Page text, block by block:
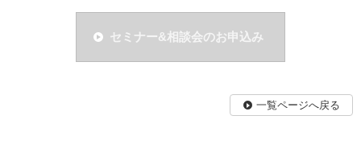
セミナー&相談会のお申込み
一覧ページへ戻る